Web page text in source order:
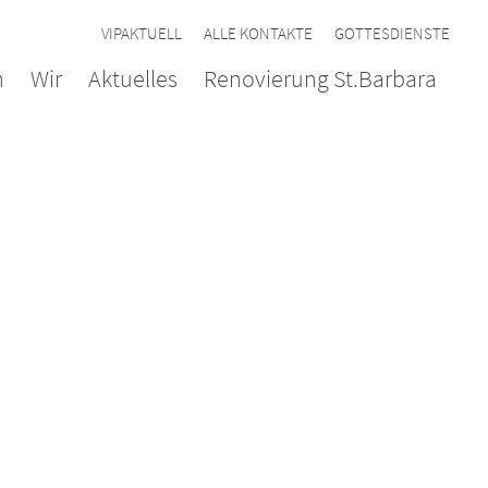
VIPAKTUELL ALLE KONTAKTE GOTTESDIENSTE
Wir Aktuelles Renovierung St.Barbara